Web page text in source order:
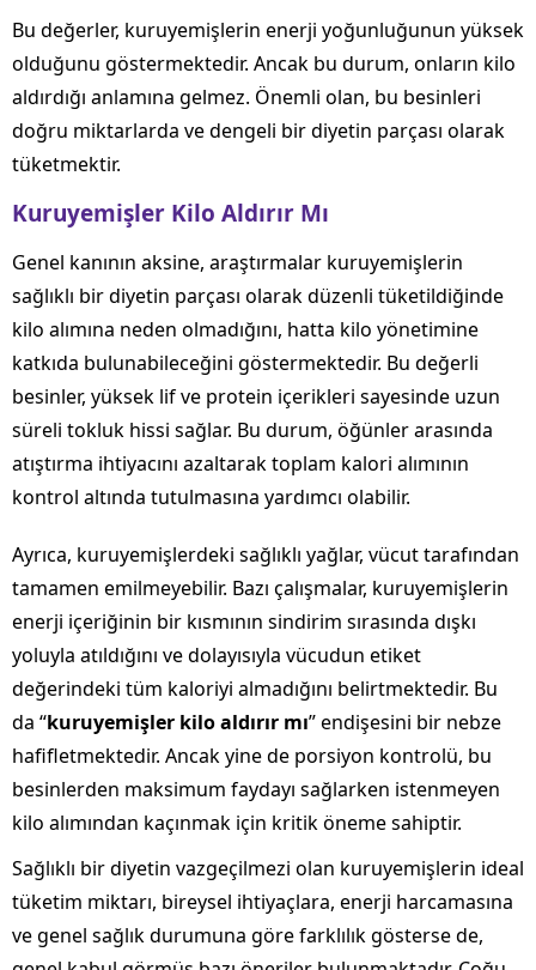
Bu değerler, kuruyemişlerin enerji yoğunluğunun yüksek
olduğunu göstermektedir. Ancak bu durum, onların kilo
aldırdığı anlamına gelmez. Önemli olan, bu besinleri
doğru miktarlarda ve dengeli bir diyetin parçası olarak
tüketmektir.
Kuruyemişler Kilo Aldırır Mı
Genel kanının aksine, araştırmalar kuruyemişlerin
sağlıklı bir diyetin parçası olarak düzenli tüketildiğinde
kilo alımına neden olmadığını, hatta kilo yönetimine
katkıda bulunabileceğini göstermektedir. Bu değerli
besinler, yüksek lif ve protein içerikleri sayesinde uzun
süreli tokluk hissi sağlar. Bu durum, öğünler arasında
atıştırma ihtiyacını azaltarak toplam kalori alımının
kontrol altında tutulmasına yardımcı olabilir.
Ayrıca, kuruyemişlerdeki sağlıklı yağlar, vücut tarafından
tamamen emilmeyebilir. Bazı çalışmalar, kuruyemişlerin
enerji içeriğinin bir kısmının sindirim sırasında dışkı
yoluyla atıldığını ve dolayısıyla vücudun etiket
değerindeki tüm kaloriyi almadığını belirtmektedir. Bu
da “kuruyemişler kilo aldırır mı” endişesini bir nebze
hafifletmektedir. Ancak yine de porsiyon kontrolü, bu
besinlerden maksimum faydayı sağlarken istenmeyen
kilo alımından kaçınmak için kritik öneme sahiptir.
Sağlıklı bir diyetin vazgeçilmezi olan kuruyemişlerin ideal
tüketim miktarı, bireysel ihtiyaçlara, enerji harcamasına
ve genel sağlık durumuna göre farklılık gösterse de,